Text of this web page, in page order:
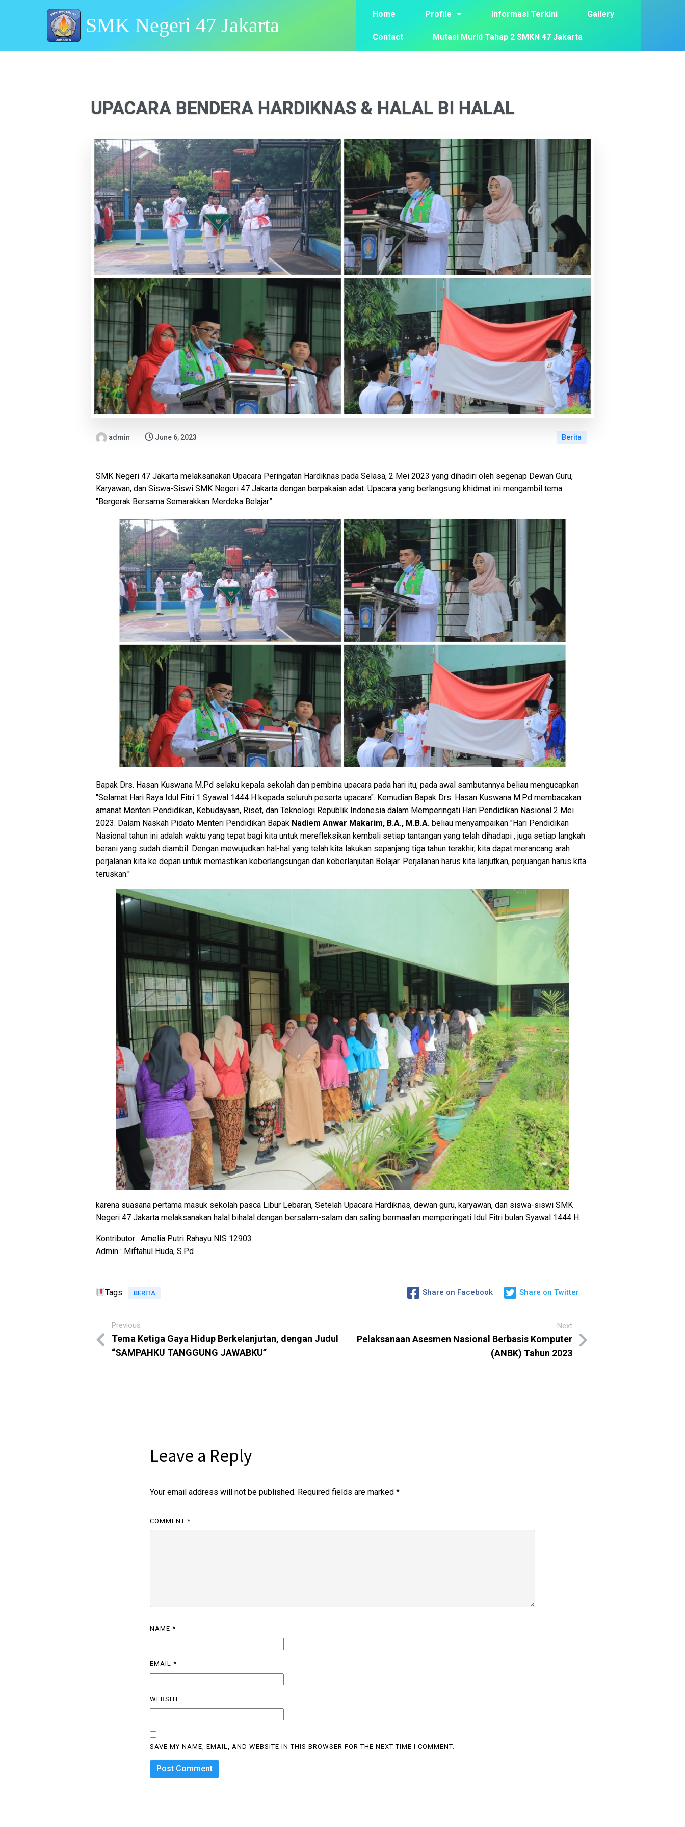
SMK Negeri 47 Jakarta Home Profile Informasi Terkini Gallery
Contact Mutasi Murid Tahap 2 SMKN 47 Jakarta
UPACARA BENDERA HARDIKNAS & HALAL BI HALAL
admin June 6, 2023 Berita
SMK Negeri 47 Jakarta melaksanakan Upacara Peringatan Hardiknas pada Selasa, 2 Mei 2023 yang dihadiri oleh segenap Dewan Guru,
Karyawan, dan Siswa-Siswi SMK Negeri 47 Jakarta dengan berpakaian adat. Upacara yang berlangsung khidmat ini mengambil tema
“Bergerak Bersama Semarakkan Merdeka Belajar”.
Bapak Drs. Hasan Kuswana M.Pd selaku kepala sekolah dan pembina upacara pada hari itu, pada awal sambutannya beliau mengucapkan
"Selamat Hari Raya Idul Fitri 1 Syawal 1444 H kepada seluruh peserta upacara". Kemudian Bapak Drs. Hasan Kuswana M.Pd membacakan
amanat Menteri Pendidikan, Kebudayaan, Riset, dan Teknologi Republik Indonesia dalam Memperingati Hari Pendidikan Nasional 2 Mei
2023. Dalam Naskah Pidato Menteri Pendidikan Bapak Nadiem Anwar Makarim, B.A., M.B.A. beliau menyampaikan "Hari Pendidikan
Nasional tahun ini adalah waktu yang tepat bagi kita untuk merefleksikan kembali setiap tantangan yang telah dihadapi , juga setiap langkah
berani yang sudah diambil. Dengan mewujudkan hal-hal yang telah kita lakukan sepanjang tiga tahun terakhir, kita dapat merancang arah
perjalanan kita ke depan untuk memastikan keberlangsungan dan keberlanjutan Belajar. Perjalanan harus kita lanjutkan, perjuangan harus kita
teruskan."
karena suasana pertama masuk sekolah pasca Libur Lebaran, Setelah Upacara Hardiknas, dewan guru, karyawan, dan siswa-siswi SMK
Negeri 47 Jakarta melaksanakan halal bihalal dengan bersalam-salam dan saling bermaafan memperingati Idul Fitri bulan Syawal 1444 H.
Kontributor : Amelia Putri Rahayu NIS 12903
Admin : Miftahul Huda, S.Pd
Tags: BERITA Share on Facebook Share on Twitter
Previous
Tema Ketiga Gaya Hidup Berkelanjutan, dengan Judul
“SAMPAHKU TANGGUNG JAWABKU”
Next
Pelaksanaan Asesmen Nasional Berbasis Komputer
(ANBK) Tahun 2023
Leave a Reply
Your email address will not be published. Required fields are marked *
COMMENT *
NAME *
EMAIL *
WEBSITE
SAVE MY NAME, EMAIL, AND WEBSITE IN THIS BROWSER FOR THE NEXT TIME I COMMENT.